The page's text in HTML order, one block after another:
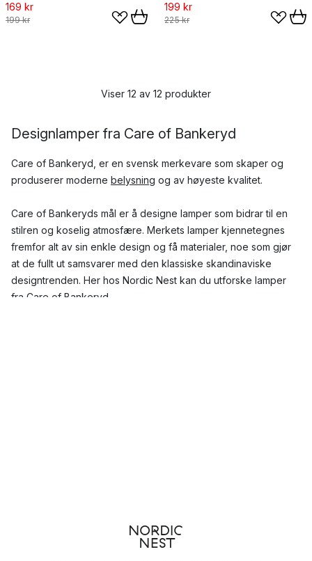
169 kr
199 kr
199 kr
225 kr
Viser 12 av 12 produkter
Designlamper fra Care of Bankeryd
Care of Bankeryd, er en svensk merkevare som skaper og
produserer moderne belysning og av høyeste kvalitet.
Care of Bankeryds mål er å designe lamper som bidrar til en
stilren og koselig atmosfære. Merkets lamper kjennetegnes
fremfor alt av sin enkle design og få materialer, noe som gjør
at de fullt ut samsvarer med den klassiske skandinaviske
designtrenden. Her hos Nordic Nest kan du utforske lamper
fra Care of Bankeryd.